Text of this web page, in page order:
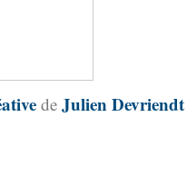
de Julien Devriendt